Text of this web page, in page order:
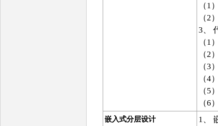
（1
（2
3、
（1
（2
（3
（4
（5
（6
嵌入式分层设计
1、